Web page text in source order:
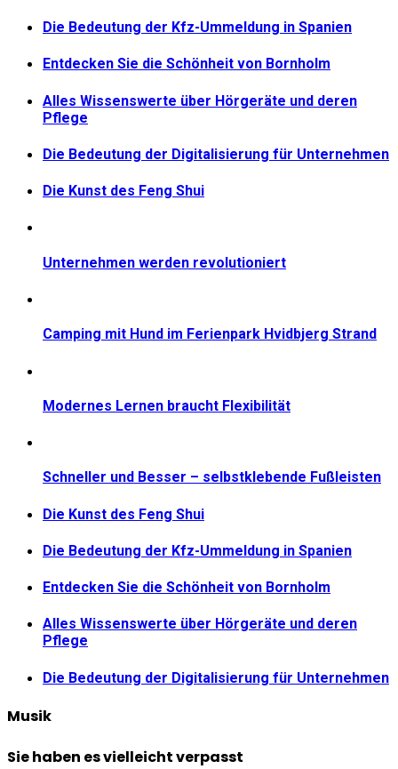
Die Bedeutung der Kfz-Ummeldung in Spanien
Entdecken Sie die Schönheit von Bornholm
Alles Wissenswerte über Hörgeräte und deren
Pflege
Die Bedeutung der Digitalisierung für Unternehmen
Die Kunst des Feng Shui
Unternehmen werden revolutioniert
Camping mit Hund im Ferienpark Hvidbjerg Strand
Modernes Lernen braucht Flexibilität
Schneller und Besser – selbstklebende Fußleisten
Die Kunst des Feng Shui
Die Bedeutung der Kfz-Ummeldung in Spanien
Entdecken Sie die Schönheit von Bornholm
Alles Wissenswerte über Hörgeräte und deren
Pflege
Die Bedeutung der Digitalisierung für Unternehmen
Musik
Sie haben es vielleicht verpasst